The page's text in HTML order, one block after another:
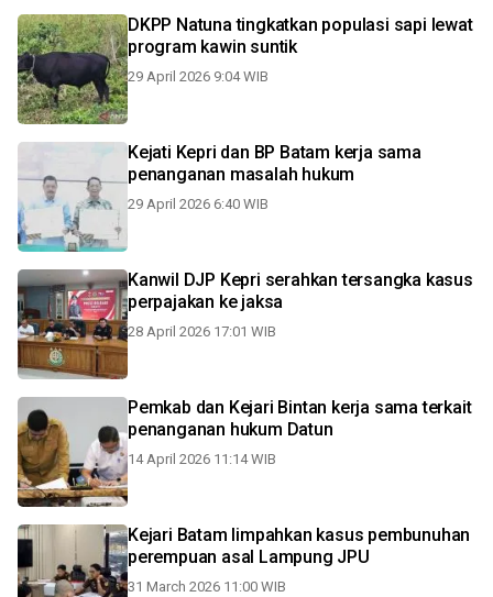
DKPP Natuna tingkatkan populasi sapi lewat
program kawin suntik
29 April 2026 9:04 WIB
Kejati Kepri dan BP Batam kerja sama
penanganan masalah hukum
29 April 2026 6:40 WIB
Kanwil DJP Kepri serahkan tersangka kasus
perpajakan ke jaksa
28 April 2026 17:01 WIB
Pemkab dan Kejari Bintan kerja sama terkait
penanganan hukum Datun
14 April 2026 11:14 WIB
Kejari Batam limpahkan kasus pembunuhan
perempuan asal Lampung JPU
31 March 2026 11:00 WIB